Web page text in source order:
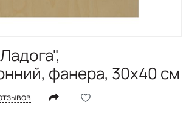
фанера, 30х40 см